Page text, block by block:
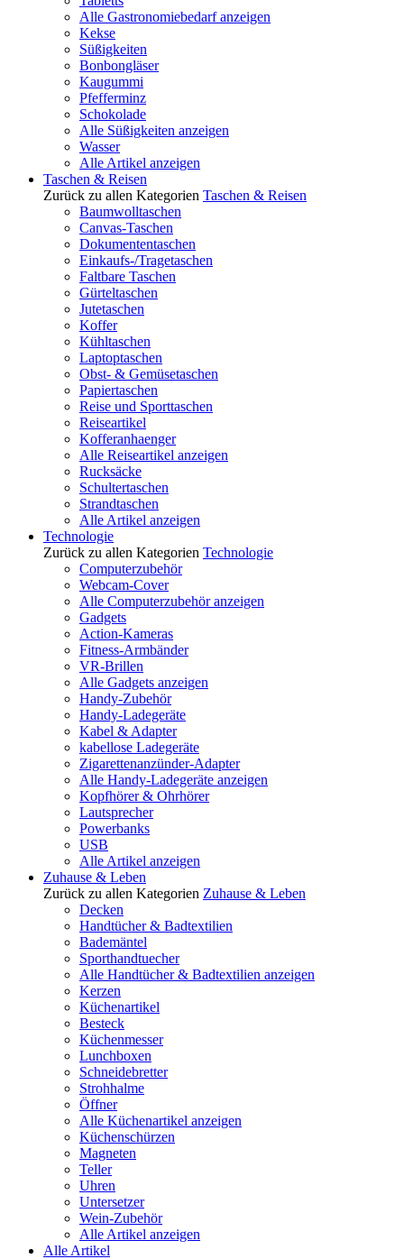
Alle Gastronomiebedarf anzeigen
Kekse
Süßigkeiten
Bonbongläser
Kaugummi
Pfefferminz
Schokolade
Alle Süßigkeiten anzeigen
Wasser
Alle Artikel anzeigen
Taschen & Reisen
Zurück zu allen Kategorien Taschen & Reisen
Baumwolltaschen
Canvas-Taschen
Dokumententaschen
Einkaufs-/Tragetaschen
Faltbare Taschen
Gürteltaschen
Jutetaschen
Koffer
Kühltaschen
Laptoptaschen
Obst- & Gemüsetaschen
Papiertaschen
Reise und Sporttaschen
Reiseartikel
Kofferanhaenger
Alle Reiseartikel anzeigen
Rucksäcke
Schultertaschen
Strandtaschen
Alle Artikel anzeigen
Technologie
Zurück zu allen Kategorien Technologie
Computerzubehör
Webcam-Cover
Alle Computerzubehör anzeigen
Gadgets
Action-Kameras
Fitness-Armbänder
VR-Brillen
Alle Gadgets anzeigen
Handy-Zubehör
Handy-Ladegeräte
Kabel & Adapter
kabellose Ladegeräte
Zigarettenanzünder-Adapter
Alle Handy-Ladegeräte anzeigen
Kopfhörer & Ohrhörer
Lautsprecher
Powerbanks
USB
Alle Artikel anzeigen
Zuhause & Leben
Zurück zu allen Kategorien Zuhause & Leben
Decken
Handtücher & Badtextilien
Bademäntel
Sporthandtuecher
Alle Handtücher & Badtextilien anzeigen
Kerzen
Küchenartikel
Besteck
Küchenmesser
Lunchboxen
Schneidebretter
Strohhalme
Öffner
Alle Küchenartikel anzeigen
Küchenschürzen
Magneten
Teller
Uhren
Untersetzer
Wein-Zubehör
Alle Artikel anzeigen
Alle Artikel